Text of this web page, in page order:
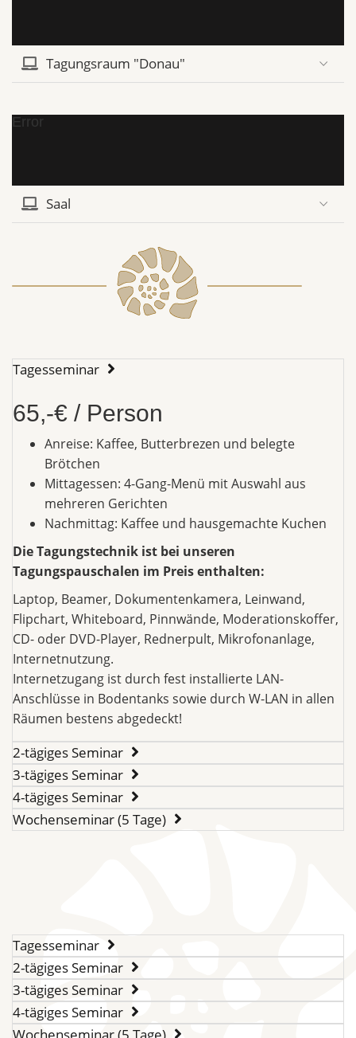
Tagungsraum "Donau"
Error
Saal
Tagesseminar
65,-€ / Person
Anreise: Kaffee, Butterbrezen und belegte
Brötchen
Mittagessen: 4-Gang-Menü mit Auswahl aus
mehreren Gerichten
Nachmittag: Kaffee und hausgemachte Kuchen
Die Tagungstechnik ist bei unseren
Tagungspauschalen im Preis enthalten:
Laptop, Beamer, Dokumentenkamera, Leinwand,
Flipchart, Whiteboard, Pinnwände, Moderationskoffer,
CD- oder DVD-Player, Rednerpult, Mikrofonanlage,
Internetnutzung.
Internetzugang ist durch fest installierte LAN-
Anschlüsse in Bodentanks sowie durch W-LAN in allen
Räumen bestens abgedeckt!
2-tägiges Seminar
3-tägiges Seminar
4-tägiges Seminar
Wochenseminar (5 Tage)
Tagesseminar
2-tägiges Seminar
3-tägiges Seminar
4-tägiges Seminar